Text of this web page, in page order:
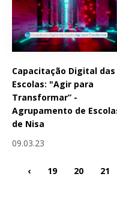
Capacitação Digital das
Escolas: "Agir para
Transformar” -
Agrupamento de
de Nisa
09.03.23
‹ 19 20 21